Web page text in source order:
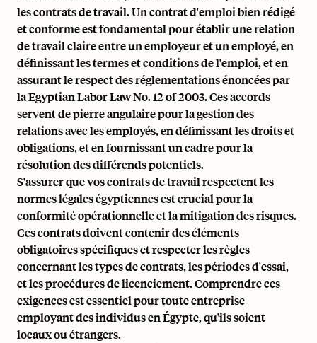
les contrats de travail. Un contrat d'emploi bien rédigé
et conforme est fondamental pour établir une relation
de travail claire entre un employeur et un employé, en
définissant les termes et conditions de l'emploi, et en
assurant le respect des réglementations énoncées par
la Egyptian Labor Law No. 12 of 2003. Ces accords
servent de pierre angulaire pour la gestion des
relations avec les employés, en définissant les droits et
obligations, et en fournissant un cadre pour la
résolution des différends potentiels.
S'assurer que vos contrats de travail respectent les
normes légales égyptiennes est crucial pour la
conformité opérationnelle et la mitigation des risques.
Ces contrats doivent contenir des éléments
obligatoires spécifiques et respecter les règles
concernant les types de contrats, les périodes d'essai,
et les procédures de licenciement. Comprendre ces
exigences est essentiel pour toute entreprise
employant des individus en Égypte, qu'ils soient
locaux ou étrangers.